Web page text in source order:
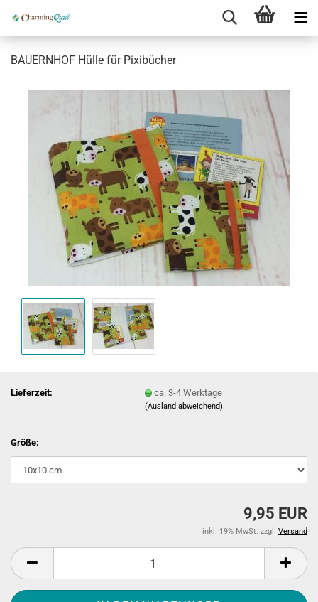
BAUERNHOF Hülle für Pixibücher
Lieferzeit: ca. 3-4 Werktage
(Ausland abweichend)
Größe:
9,95 EUR
inkl. 19% MwSt. zzgl. Versand